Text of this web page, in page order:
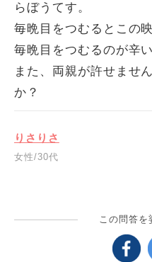
らぼうてす。
毎晩目をつむるとこの
毎晩目をつむるのが辛
また、両親が許せませ
か？
りさりさ
女性/30代
この問答を